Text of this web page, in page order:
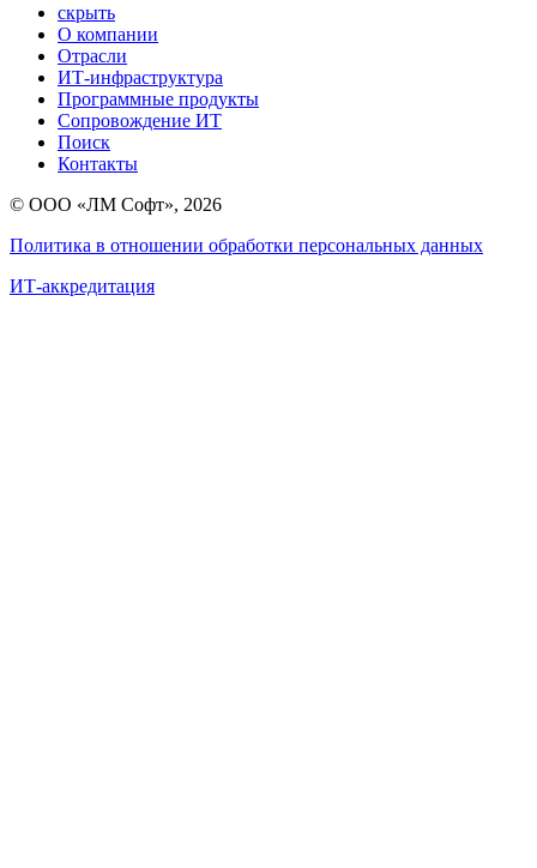
скрыть
О компании
Отрасли
ИТ-инфраструктура
Программные продукты
Сопровождение ИТ
Поиск
Контакты
© ООО «ЛМ Софт», 2026
Политика в отношении обработки персональных данных
ИТ-аккредитация